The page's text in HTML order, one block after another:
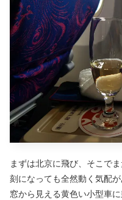
まずは北京に飛び、そこで
刻になっても全然動く気配が
窓から見える黄色い小型車